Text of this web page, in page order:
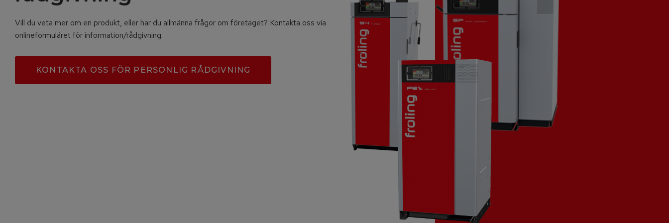
Vill du veta mer om en produkt, eller har du allmänna frågor om företaget? Kontakta oss via
onlineformuläret för information/rådgivning.
KONTAKTA OSS FÖR PERSONLIG RÅDGIVNING